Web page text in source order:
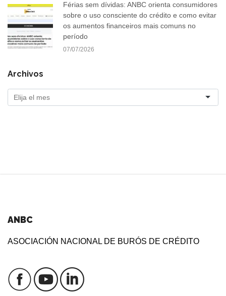
Férias sem dívidas: ANBC orienta consumidores
sobre o uso consciente do crédito e como evitar
os aumentos financeiros mais comuns no
período
07/07/2026
Archivos
ANBC
ASOCIACIÓN NACIONAL DE BURÓS DE CRÉDITO